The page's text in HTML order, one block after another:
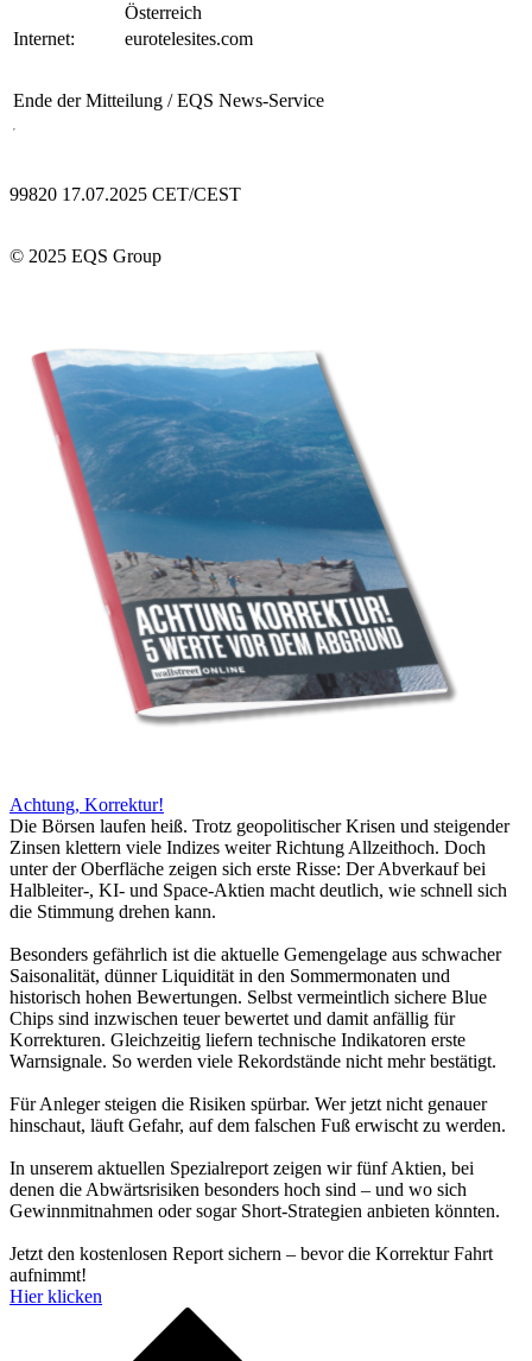
Österreich
Internet:
eurotelesites.com
Ende der Mitteilung / EQS News-Service
99820 17.07.2025 CET/CEST
© 2025 EQS Group
Achtung, Korrektur!
Die Börsen laufen heiß. Trotz geopolitischer Krisen und steigender
Zinsen klettern viele Indizes weiter Richtung Allzeithoch. Doch
unter der Oberfläche zeigen sich erste Risse: Der Abverkauf bei
Halbleiter-, KI- und Space-Aktien macht deutlich, wie schnell sich
die Stimmung drehen kann.
Besonders gefährlich ist die aktuelle Gemengelage aus schwacher
Saisonalität, dünner Liquidität in den Sommermonaten und
historisch hohen Bewertungen. Selbst vermeintlich sichere Blue
Chips sind inzwischen teuer bewertet und damit anfällig für
Korrekturen. Gleichzeitig liefern technische Indikatoren erste
Warnsignale. So werden viele Rekordstände nicht mehr bestätigt.
Für Anleger steigen die Risiken spürbar. Wer jetzt nicht genauer
hinschaut, läuft Gefahr, auf dem falschen Fuß erwischt zu werden.
In unserem aktuellen Spezialreport zeigen wir fünf Aktien, bei
denen die Abwärtsrisiken besonders hoch sind – und wo sich
Gewinnmitnahmen oder sogar Short-Strategien anbieten könnten.
Jetzt den kostenlosen Report sichern – bevor die Korrektur Fahrt
aufnimmt!
Hier klicken